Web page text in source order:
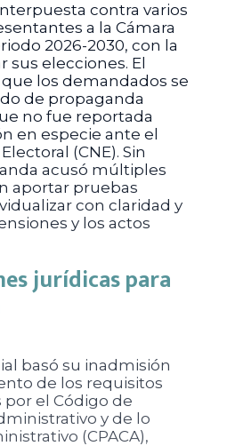
contra varios
a la Cámara
2026-2030, con la
elecciones. El
los demandados se
de propaganda
no fue reportada
en especie ante el
(CNE). Sin
acusó múltiples
aportar pruebas
con claridad y
y los actos
jurídicas para
basó su inadmisión
de los requisitos
el Código de
y de lo
(CPACA),